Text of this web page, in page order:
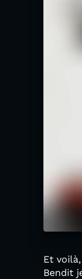
Et
Bendit